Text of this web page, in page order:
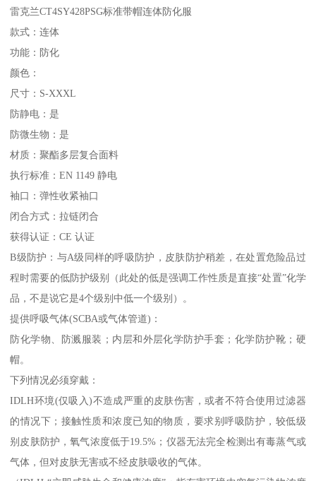
雷克兰CT4SY428PSG标准带帽连体防化服
款式：连体
功能：防化
颜色：
尺寸：S-XXXL
防静电：是
防微生物：是
材质：聚酯多层复合面料
执行标准：EN 1149 静电
袖口：弹性收紧袖口
闭合方式：拉链闭合
获得认证：CE 认证
B级防护：与A级同样的呼吸防护，皮肤防护稍差，在处置危险品过
程时需要的低防护级别（此处的低是强调工作性质是直接“处置”化学
品，不是说它是4个级别中低一个级别）。
提供呼吸气体(SCBA或气体管道)：
防化学物、防溅服装；内层和外层化学防护手套；化学防护靴；硬
帽。
下列情况必须穿戴：
IDLH环境(仅吸入)不造成严重的皮肤伤害，或者不符合使用过滤器
的情况下；接触性质和浓度已知的物质，要求别呼吸防护，较低级
别皮肤防护，氧气浓度低于19.5%；仪器无法完全检测出有毒蒸气或
气体，但对皮肤无害或不经皮肤吸收的气体。